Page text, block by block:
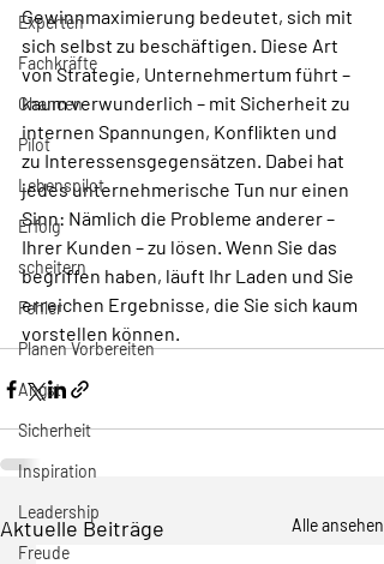
Experten
Fachkräfte
Chancen
Pilot
Lebenspilot
Erfolg
scheitern
Fehler
Planen Vorbereiten
Angst
Sicherheit
Inspiration
Leadership
Freude
Gewinnmaximierung bedeutet, sich mit
sich selbst zu beschäftigen. Diese Art
von Strategie, Unternehmertum führt –
kaum verwunderlich – mit Sicherheit zu
internen Spannungen, Konflikten und
zu Interessensgegensätzen. Dabei hat
jedes unternehmerische Tun nur einen
Sinn: Nämlich die Probleme anderer –
Ihrer Kunden – zu lösen. Wenn Sie das
begriffen haben, läuft Ihr Laden und Sie
erreichen Ergebnisse, die Sie sich kaum
vorstellen können.
Aktuelle Beiträge Alle ansehen